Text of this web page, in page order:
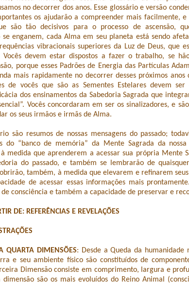
no decorrer dos anos. Esse glossário e versão
os ajudarão a compreender mais facilmente,
são tão decisivos para o processo de ascensão,
enganem, cada Alma em seu planeta está sendo
vibracionais superiores da Luz de Deus, que
Vocês devem estar dispostos a fazer o trabalho, se
porque esses Padrões de Energia das Partículas
mais rapidamente no decorrer desses próximos anos
de vocês que são as Sementes Estelares devem
dos ensinamentos da Sabedoria Sagrada que
Vocês concordaram em ser os sinalizadores, e
os seus irmãos e irmãs de Alma.
são resumos de nossas mensagens do passado;
do “banco de memória” da Mente Sagrada da nossa
medida que aprenderem a acessar sua própria Mente
do passado, e também se lembrarão de
também, à medida que elevarem e refinarem
de acessar essas informações mais
de consciência e também a capacidade de preservar e
DE: REFERÊNCIAS E REVELAÇÕES
QUARTA DIMENSÕES: Desde a Queda da humanidade
e seu ambiente físico são constituídos de
Dimensão consiste em comprimento, largura e
dimensão são os mais evoluídos do Reino Animal